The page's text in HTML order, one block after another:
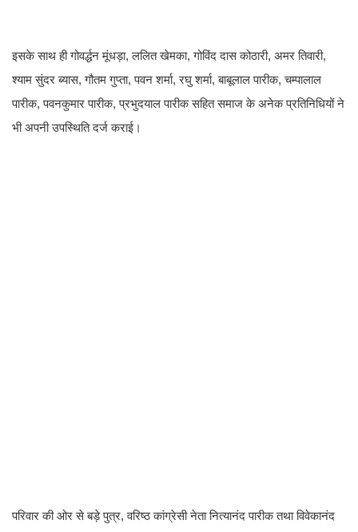
इसके साथ ही गोवर्द्धन मूंधड़ा, ललित खेमका, गोविंद दास कोठारी, अमर तिवारी,
श्याम सुंदर ब्यास, गौतम गुप्ता, पवन शर्मा, रघु शर्मा, बाबूलाल पारीक, चम्पालाल
पारीक, पवनकुमार पारीक, प्रभुदयाल पारीक सहित समाज के अनेक प्रतिनिधियों ने
भी अपनी उपस्थिति दर्ज कराई।
परिवार की ओर से बड़े पुत्र, वरिष्ठ कांग्रेसी नेता नित्यानंद पारीक तथा विवेकानंद